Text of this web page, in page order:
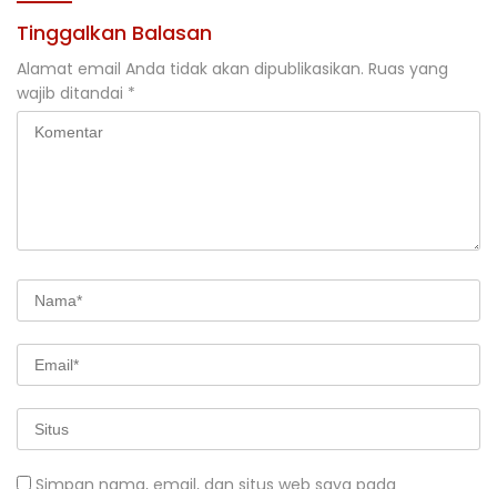
Tinggalkan Balasan
Alamat email Anda tidak akan dipublikasikan. Ruas yang
wajib ditandai *